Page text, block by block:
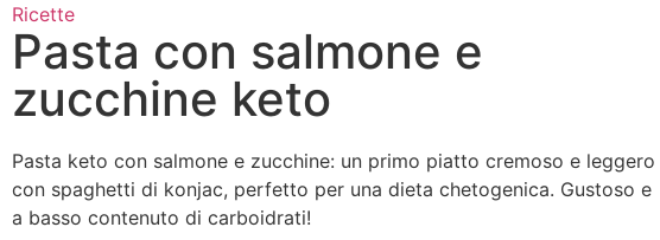
Ricette
Pasta con salmone e
zucchine keto
Pasta keto con salmone e zucchine: un primo piatto cremoso e leggero
con spaghetti di konjac, perfetto per una dieta chetogenica. Gustoso e
a basso contenuto di carboidrati!